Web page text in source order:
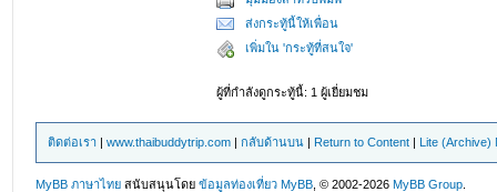
ส่งกระทู้นี้ให้เพื่อน
เพิ่มใน 'กระทู้ที่สนใจ'
ผู้ที่กำลังดูกระทู้นี้: 1 ผู้เยี่ยมชม
ติดต่อเรา |www.thaibuddytrip.com |กลับด้านบน | Return to Content | Lite (Archive)
MyBB ภาษาไทย สนับสนุนโดยข้อมูลท่องเที่ยว MyBB , © 2002-2026MyBB Group